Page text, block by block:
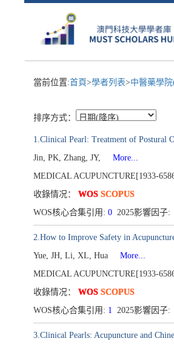
當前位置:首頁>學者列表>中醫藥學院
排序方式：
1.Clinical Pearl: Treatment of Postural
Jin, PK, Zhang, JY,
More...
MEDICAL ACUPUNCTURE[1933-
收錄情况： WOS SCOPUS
WOS核心合集引用: 0 2025影響因子
2.How to Improve Safety in
Yue, JH, Li, XL, Hua
More...
MEDICAL ACUPUNCTURE[1933-
收錄情况： WOS SCOPUS
WOS核心合集引用: 1 2025影響因子
3.Clinical Pearls: Acupuncture and